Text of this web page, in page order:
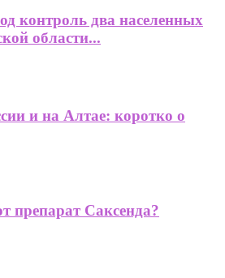
контроль два населенных
области...
и на Алтае: коротко о
препарат Саксенда?